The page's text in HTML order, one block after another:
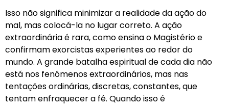
Isso não significa minimizar a realidade da ação do
mal, mas colocá-la no lugar correto. A ação
extraordinária é rara, como ensina o Magistério e
confirmam exorcistas experientes ao redor do
mundo. A grande batalha espiritual de cada dia não
está nos fenômenos extraordinários, mas nas
tentações ordinárias, discretas, constantes, que
tentam enfraquecer a fé. Quando isso é